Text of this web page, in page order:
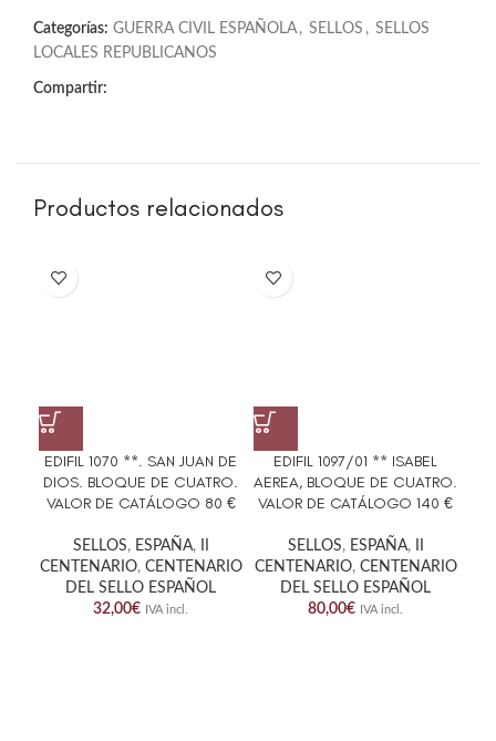
Categorías: GUERRA CIVIL ESPAÑOLA , SELLOS , SELLOS
LOCALES REPUBLICANOS
Compartir:
Productos relacionados
EDIFIL 1070 **. SAN JUAN DE
DIOS. BLOQUE DE CUATRO.
VALOR DE CATÁLOGO 80 €
SELLOS, ESPAÑA,
CENTENARIO, CENTENARIO
DEL SELLO ESPAÑOL
32,00€ IVA incl.
EDIFIL 1097/01 ** ISABEL
AEREA, BLOQUE DE CUATRO.
VALOR DE CATÁLOGO 140 €
SELLOS, ESPAÑA,
CENTENARIO, CENTENARIO
DEL SELLO ESPAÑOL
80,00€ IVA incl.